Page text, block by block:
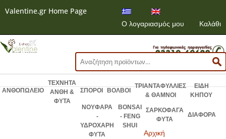
Valentine.gr Home Page
Ο λογαριασμός μου
Καλάθι
Αναζήτηση
για:
ΑΝΘΟΠΩΛΕΙΟ
ΤΕΧΝΗΤΑ
ΑΝΘΗ &
ΦΥΤΑ
ΣΠΟΡΟΙ ΒΟΛΒΟΙ
ΤΡΙΑΝΤΑΦΥΛΛΙΕΣ
& ΘΑΜΝΟΙ
ΕΙΔΗ
ΚΗΠΟΥ
ΝΟΥΦΑΡΑ
-
ΥΔΡΟΧΑΡΗ
ΦΥΤΑ
BONSAI
- FENG
SHUI
ΣΑΡΚΟΦΑΓΑ
ΦΥΤΑ
ΔΙΑΦΟΡΑ
Αρχική